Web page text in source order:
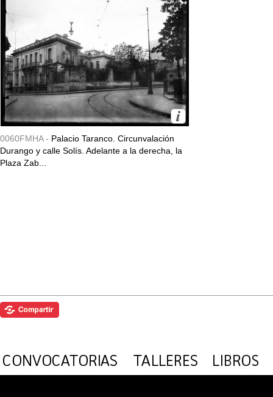
0060FMHA - Palacio Taranco. Circunvalación
Durango y calle Solís. Adelante a la derecha, la
Plaza Zab...